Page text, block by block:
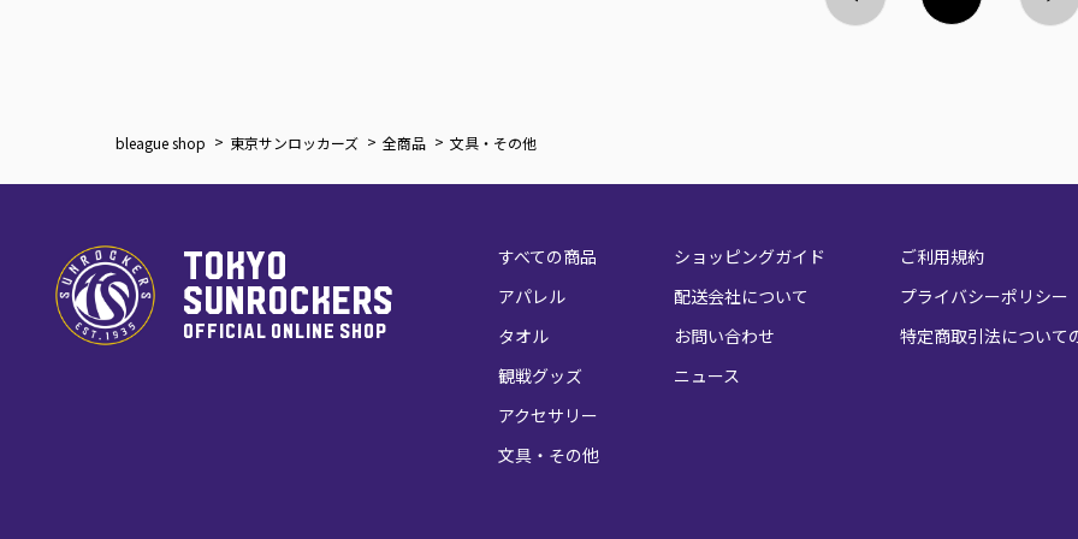
bleague shop 東京サンロッカーズ 全商品 文具・その他
TOKYO
SUNROCKERS
OFFICIAL ONLINE SHOP
すべての商品
アパレル
タオル
観戦グッズ
アクセサリー
文具・その他
ショッピングガイド
配送会社について
お問い合わせ
ニュース
ご利用規約
プライバシーポリシー
特定商取引法について